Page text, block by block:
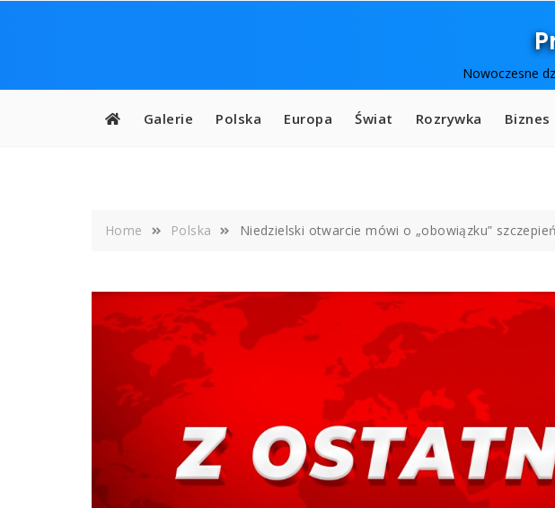
Nowoczesne
Galerie Polska Europa Świat Rozrywka Biznes
Home Polska Niedzielski otwarcie mówi o „obowiązku”